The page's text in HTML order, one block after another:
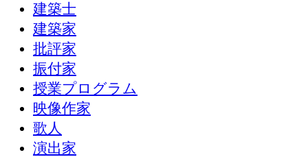
建築士
建築家
批評家
振付家
授業プログラム
映像作家
歌人
演出家